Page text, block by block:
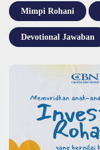
Mimpi Rohani
Devotional Jawaban